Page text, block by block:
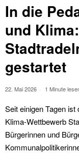
In die
und
gestartet
22. Mai 2026 1 Minute
Seit einigen Tagen
Klima-Wettbewerb
Bürgerinnen und